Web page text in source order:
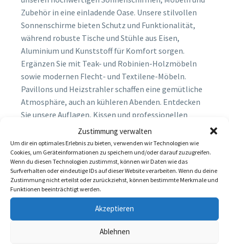
Zustimmung verwalten
Um dir ein optimales Erlebnis zu bieten, verwenden wir Technologien wie
Cookies, um Geräteinformationen zu speichern und/oder darauf zuzugreifen.
Wenn du diesen Technologien zustimmst, können wir Daten wie das
Surfverhalten oder eindeutige IDs auf dieser Website verarbeiten. Wenn du deine
Zustimmung nicht erteilst oder zurückziehst, können bestimmte Merkmale und
Funktionen beeinträchtigt werden.
Akzeptieren
Ablehnen
Zubehör in eine einladende Oase. Unsere stilvollen
Sonnenschirme bieten Schutz und Funktionalität,
während robuste Tische und Stühle aus Eisen,
Aluminium und Kunststoff für Komfort sorgen.
Ergänzen Sie mit Teak- und Robinien-Holzmöbeln
sowie modernen Flecht- und Textilene-Möbeln.
Pavillons und Heizstrahler schaffen eine gemütliche
Atmosphäre, auch an kühleren Abenden. Entdecken
Sie unsere Auflagen, Kissen und professionellen
Gartengrillgeräte für ein perfektes Outdoor-Erlebnis
in Ihrem Restaurant, Café oder Bar!
GRILLS
hochwertigen Gartengrillgeräten. Entdecken Sie eine